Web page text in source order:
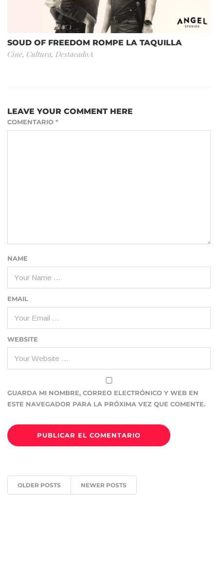
SOUD OF FREEDOM ROMPE LA TAQUILLA
Cine, Cultura, DestacadoA
LEAVE YOUR COMMENT HERE
COMENTARIO *
NAME
EMAIL
WEBSITE
GUARDA MI NOMBRE, CORREO ELECTRÓNICO Y WEB EN
ESTE NAVEGADOR PARA LA PRÓXIMA VEZ QUE COMENTE.
OLDER POSTS NEWER POSTS